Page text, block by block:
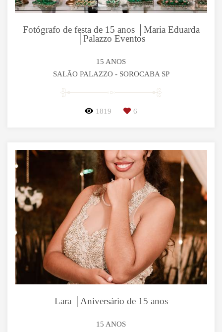
Fotógrafo de festa de 15 anos │Maria Eduarda
│Palazzo Eventos
15 ANOS
SALÃO PALAZZO - SOROCABA SP
1819 6
Lara │Aniversário de 15 anos
15 ANOS